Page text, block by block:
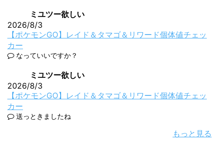
ミユツー欲しい
2026/8/3
【ポケモンGO】レイド＆タマゴ＆リワード個体値チェッ
カー
なっていいですか？
ミユツー欲しい
2026/8/3
【ポケモンGO】レイド＆タマゴ＆リワード個体値チェッ
カー
送っときましたね
もっと見る